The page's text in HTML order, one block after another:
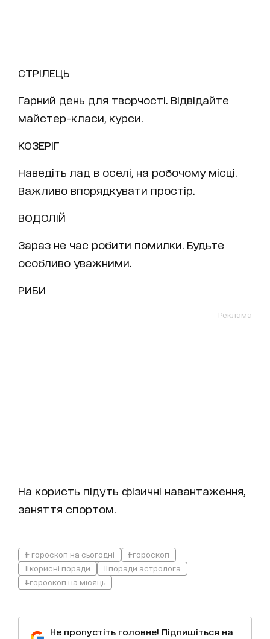
СТРІЛЕЦЬ
Гарний день для творчості. Відвідайте
майстер-класи, курси.
КОЗЕРІГ
Наведіть лад в оселі, на робочому місці.
Важливо впорядкувати простір.
ВОДОЛІЙ
Зараз не час робити помилки. Будьте
особливо уважними.
РИБИ
Реклама
На користь підуть фізичні навантаження,
заняття спортом.
# гороскоп на сьогодні
#гороскоп
#корисні поради
#поради астролога
#гороскоп на місяць
Не пропустіть головне! Підпишіться на